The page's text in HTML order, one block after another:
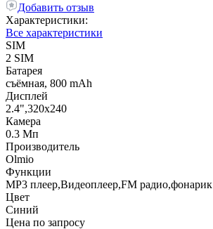
Добавить отзыв
Характеристики:
Все характеристики
SIM
2 SIM
Батарея
съёмная, 800 mAh
Дисплей
2.4",320x240
Камера
0.3 Мп
Производитель
Olmio
Функции
MP3 плеер,Видеоплеер,FM радио,фонарик
Цвет
Синий
Цена по запросу